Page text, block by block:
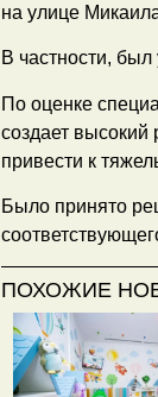
на улице
В частности,
По оценке
создает высокий
привести к
Было принято
ПОХОЖИЕ